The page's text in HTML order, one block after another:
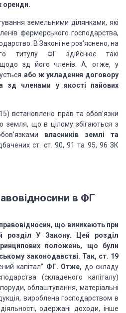
оренди.
земельними ділянками, які
фермерського господарства,
В Законі не роз’яснено, на
титулу ФГ здійснює такі
щодо зд його членів. А, отже, у
або ж укладення договору
зд членами у якості пайових
встановлено прав та обов’язки
земля, що в цілому збігаються з
власників землі та
ст. ст. 90, 91 та 95, 96 ЗК
в ФГ
що виникають при
розділ У Закону. Цей розділ
положень, що були
законодавстві. Так, ст. 19
капітал” ФГ. Отже, до складу
(складеного капіталу)
облаштування, матеріальні
вироблена господарством в
одержані доходи, інше